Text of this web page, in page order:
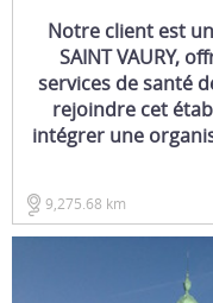
Notre client est
SAINT VAURY,
services de santé
rejoindre cet
intégrer une
9,275.68 km